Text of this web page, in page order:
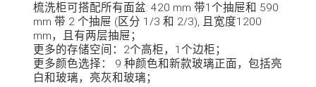
梳洗柜可搭配所有面盆: 420 mm 带1个抽屉和 590
mm 带 2 个抽屉 (区分 1/3 和 2/3), 且宽度1200
mm，且有两层抽屉；
更多的存储空间：2个高柜，1个边柜；
更多颜色选择： 9 种颜色和新款玻璃正面，包括亮
白和玻璃，亮灰和玻璃；